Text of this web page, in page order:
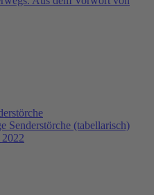
Senderstörche (tabellarisch)
2022